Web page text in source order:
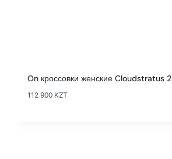
On кроссовки женские Cloudstratus 2
112 900 KZT